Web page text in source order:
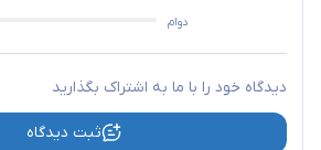
دوام
دیدگاه خود را با ما به اشتراک بگذارید
ثبت دیدگاه